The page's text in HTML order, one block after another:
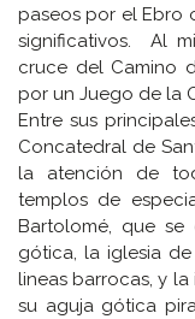
paseos por el Ebro
significativos. Al
cruce del Camino
por un Juego de la
Entre sus
Concatedral de
la atención de
templos de
Bartolomé, que se
gótica, la iglesia
lineas barrocas, y
su aguja gótica